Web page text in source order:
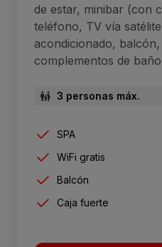
de estar, minibar (con
teléfono, TV vía
acondicionado,
complementos de
3 personas máx.
SPA
WiFi gratis
Balcón
Caja fuerte